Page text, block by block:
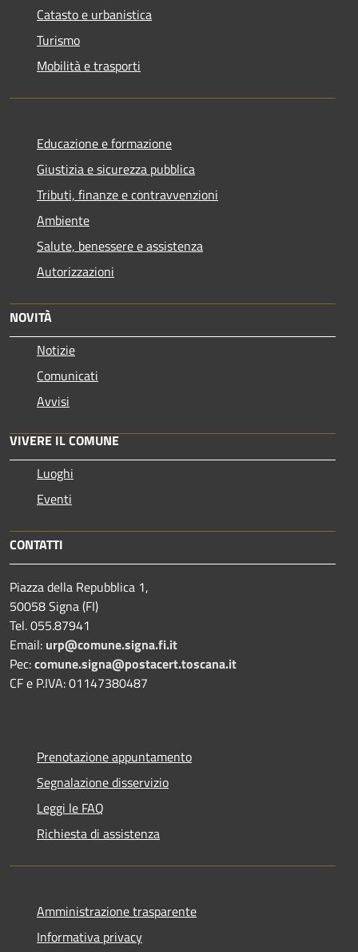
Catasto e urbanistica
Turismo
Mobilità e trasporti
Educazione e formazione
Giustizia e sicurezza pubblica
Tributi, finanze e contravvenzioni
Ambiente
Salute, benessere e assistenza
Autorizzazioni
NOVITÀ
Notizie
Comunicati
Avvisi
VIVERE IL COMUNE
Luoghi
Eventi
CONTATTI
Piazza della Repubblica 1,
50058 Signa (FI)
Tel. 055.87941
Email: urp@comune.signa.fi.it
Pec:comune.signa@postacert.toscana.it
CF e P.IVA: 01147380487
Prenotazione appuntamento
Segnalazione disservizio
Leggi le FAQ
Richiesta di assistenza
Amministrazione trasparente
Informativa privacy